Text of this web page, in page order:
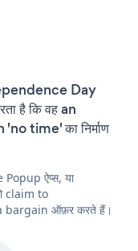
Day
है कि वह an
time' का निर्माण
ऐप्स, या
claim to
bargain ऑफ़र करते हैं।